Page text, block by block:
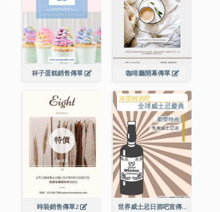
杯子蛋糕銷售傳單 咖啡廳開幕傳單
時裝銷售傳單2 世界威士忌日酒吧宣傳傳單